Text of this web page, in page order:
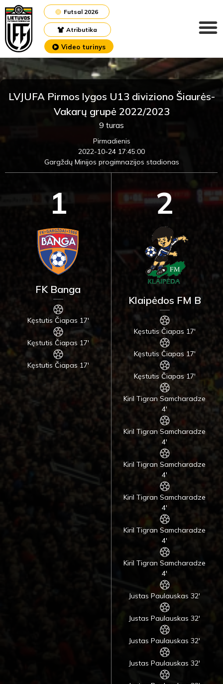
Atributika
Futsal 2026
Video turinys
LVJUFA Pirmos lygos U13 diviziono Šiaurės-
Vakarų grupė 2022/2023
9 turas
Pirmadienis
2022-10-24 17:45:00
Gargždų Minijos progimnazijos stadionas
1
FK Banga
Kęstutis Čiapas 17'
Kęstutis Čiapas 17'
Kęstutis Čiapas 17'
2
Klaipėdos FM B
Kęstutis Čiapas 17'
Kęstutis Čiapas 17'
Kęstutis Čiapas 17'
Kiril Tigran Samcharadze
4'
Kiril Tigran Samcharadze
4'
Kiril Tigran Samcharadze
4'
Kiril Tigran Samcharadze
4'
Kiril Tigran Samcharadze
4'
Kiril Tigran Samcharadze
4'
Justas Paulauskas 32'
Justas Paulauskas 32'
Justas Paulauskas 32'
Justas Paulauskas 32'